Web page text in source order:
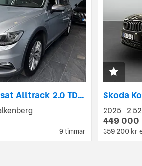
9 timmar
Volkswagen Passat Alltrack 2.0 TDI DPF SCR BMT 4Motion DSG Sekventiell Euro 6
2025 2
449 000
359 200 kr